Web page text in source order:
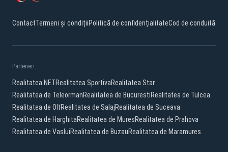
ContactTermeni și condițiiPolitică de confidențialitateCod de conduită
Parteneri:
Realitatea.NETRealitatea SportivaRealitatea Star
Realitatea de TeleormanRealitatea de BucurestiRealitatea de Tulcea
Realitatea de OltRealitatea de SalajRealitatea de Suceava
Realitatea de HarghitaRealitatea de MuresRealitatea de Prahova
Realitatea de VasluiRealitatea de BuzauRealitatea de Maramures